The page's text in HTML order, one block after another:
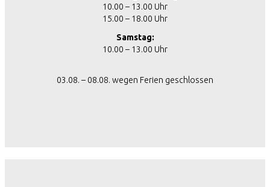
10.00 – 13.00 Uhr
15.00 – 18.00 Uhr
Samstag:
10.00 – 13.00 Uhr
03.08. – 08.08. wegen Ferien geschlossen